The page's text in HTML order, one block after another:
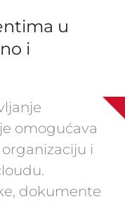
u
i
omogućava
i
dokumente